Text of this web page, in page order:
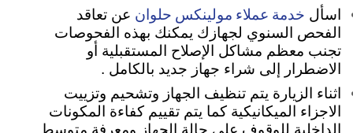
اسأل خدمة عملاء مولينكس حلوان عن تعاقد
الفحص السنوي لجهازك يمكنك بهذه الفحوصات
تجنب معظم مشاكل الإصلاح المستقبلية أو
الاضطرار إلى شراء جهاز جديد بالكامل .
اثناء الزيارة يتم تنظيف الجهاز وتشحيم وتزييت
الاجزاء الميكانيكية كما يتم تقييم كفاءة المكونات
الداخلية للوقوف على حالة الجهاز ومعرفة متوسط